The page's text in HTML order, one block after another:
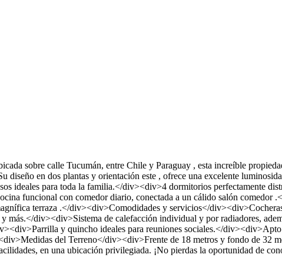
sobre calle Tucumán, entre Chile y Paraguay , esta increíble
diseño en dos plantas y orientación este , ofrece una excelente
ideales para toda la familia.</div><div>4 dormitorios perfectamente
funcional con comedor diario, conectada a un cálido salón
terraza .</div><div>Comodidades y servicios</
y más.</div><div>Sistema de calefacción individual y por radiadores,
y quincho ideales para reuniones sociales.</
del Terreno</div><div>Frente de 18 metros y fondo de 32
en una ubicación privilegiada. ¡No pierdas la oportunidad de